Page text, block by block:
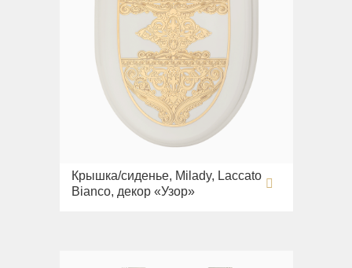
Крышка/сиденье, Milady, Laccato
Bianco, декор «Узор»